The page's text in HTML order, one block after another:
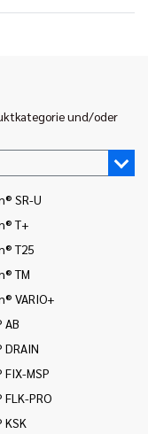
und/oder
SR-U
T+
T25
TM
VARIO+
AB
MSP
PRO